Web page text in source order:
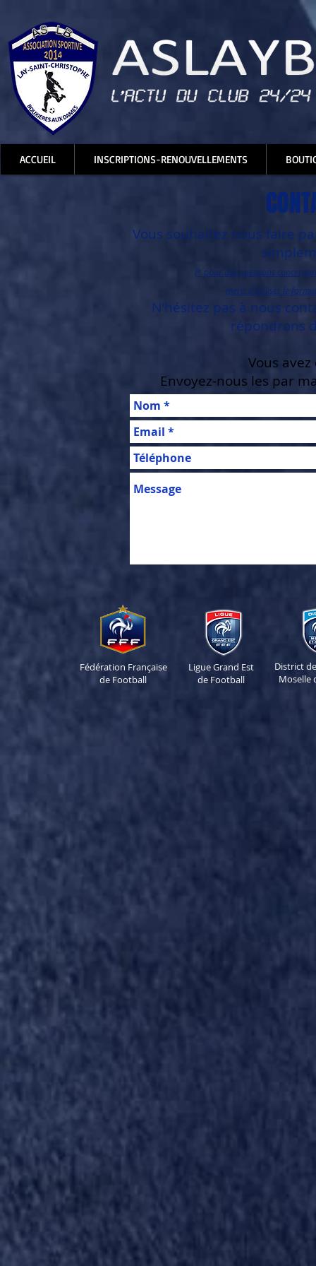
ACCUEIL INSCRIPTIONS-RENOUVELLEMENTS
Vous souhaitez nous faire
(* pour des questions
merci d'utiliser le
N'hésitez pas à nous
répondrons
Vous
Envoyez-nous les par
Fédération Française
de Football
Ligue Grand Est
de Football
District
Moselle